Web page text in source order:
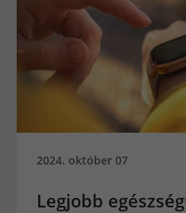
2024. október 07
Legjobb